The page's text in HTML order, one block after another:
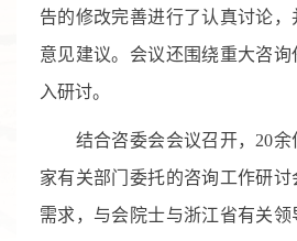
告的修改完善进行了认真讨论
意见建议。 会议还围绕重大咨
入研讨。
结合咨委会会议召开， 20余
家有关部门委托的咨询工作研
需求，与会院士与浙江省有关领